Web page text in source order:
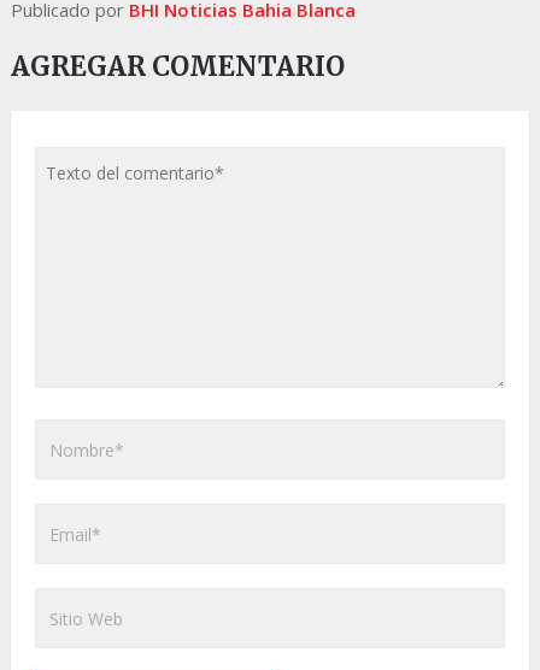
Publicado por BHI Noticias Bahia Blanca
AGREGAR COMENTARIO